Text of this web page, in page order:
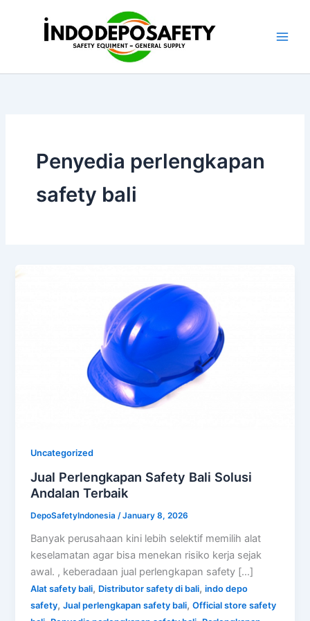
Penyedia perlengkapan
safety bali
Uncategorized
Jual Perlengkapan Safety Bali Solusi
Andalan Terbaik
DepoSafetyIndonesia/January 8, 2026
Banyak perusahaan kini lebih selektif memilih alat
keselamatan agar bisa menekan risiko kerja sejak
awal. , keberadaan jual perlengkapan safety […]
Alat safety bali, Distributor safety di bali,indo depo
safety,Jual perlengkapan safety bali,Official store safety